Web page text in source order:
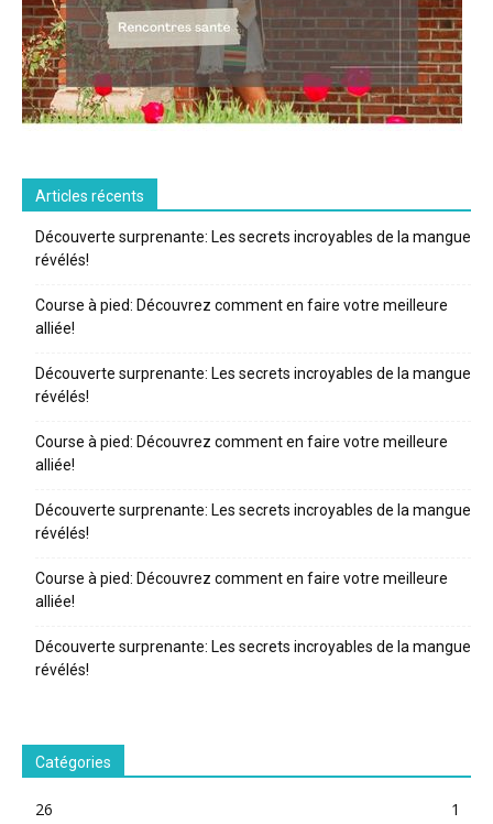
Articles récents
Découverte surprenante: Les secrets incroyables de la mangue
révélés!
Course à pied: Découvrez comment en faire votre meilleure
alliée!
Découverte surprenante: Les secrets incroyables de la mangue
révélés!
Course à pied: Découvrez comment en faire votre meilleure
alliée!
Découverte surprenante: Les secrets incroyables de la mangue
révélés!
Course à pied: Découvrez comment en faire votre meilleure
alliée!
Découverte surprenante: Les secrets incroyables de la mangue
révélés!
Catégories
26
1